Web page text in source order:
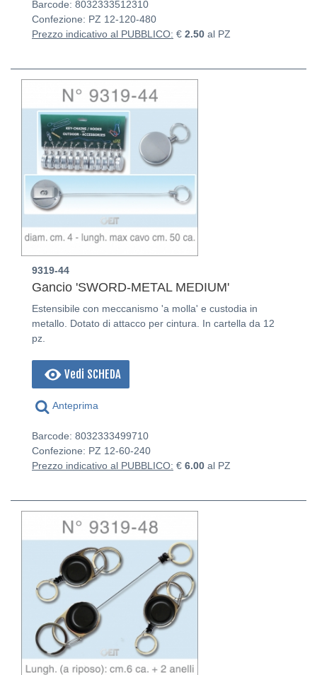
Barcode: 8032333512310
Confezione: PZ 12-120-480
Prezzo indicativo al PUBBLICO: € 2.50 al PZ
9319-44
Gancio 'SWORD-METAL MEDIUM'
Estensibile con meccanismo 'a molla' e custodia in
metallo. Dotato di attacco per cintura. In cartella da 12
pz.
Vedi SCHEDA
Anteprima
Barcode: 8032333499710
Confezione: PZ 12-60-240
Prezzo indicativo al PUBBLICO: € 6.00 al PZ